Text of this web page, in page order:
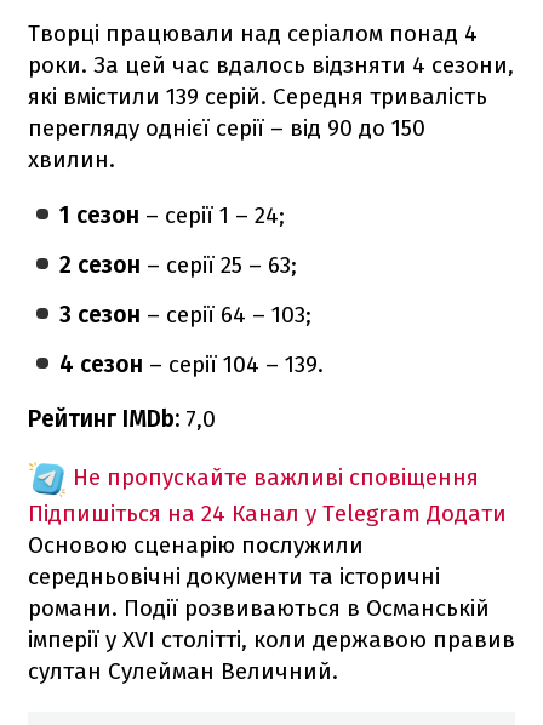
Творці працювали над серіалом понад 4
роки. За цей час вдалось відзняти 4 сезони,
які вмістили 139 серій. Середня тривалість
перегляду однієї серії – від 90 до 150
хвилин.
1 сезон – серії 1 – 24;
2 сезон – серії 25 – 63;
3 сезон – серії 64 – 103;
4 сезон – серії 104 – 139.
Рейтинг IMDb: 7,0
Не пропускайте важливі сповіщення
Підпишіться на 24 Канал у Telegram Додати
Основою сценарію послужили
середньовічні документи та історичні
романи. Події розвиваються в Османській
імперії у XVI столітті, коли державою правив
султан Сулейман Величний.